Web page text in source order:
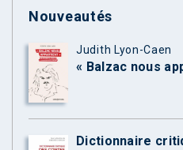
Nouveautés
Judith Lyon-Caen
« Balzac nous
Dictionnaire